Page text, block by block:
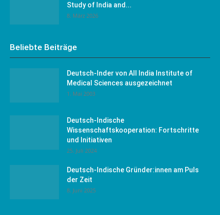
Study of India and...
8. März 2026
Beliebte Beiträge
Deutsch-Inder von All India Institute of
Medical Sciences ausgezeichnet
1. Mai 2003
Deutsch-Indische
Wissenschaftskooperation: Fortschritte
und Initiativen
25. Juli 2024
Deutsch-Indische Gründer:innen am Puls
der Zeit
8. Juni 2025